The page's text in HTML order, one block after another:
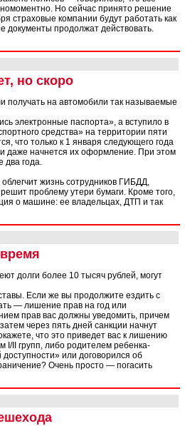
Но сейчас принято решение
страховые компании будут работать как
документы продолжат действовать.
но скоро
получать на автомобили так называемые
электронные паспорта», а вступило в
средства» на территории пяти
что только к 1 января следующего года
даже начнется их оформление. При этом
два года.
жизнь сотрудников ГИБДД,
проблему утери бумаги. Кроме того,
о машине: ее владельцах, ДТП и так
долги более 10 тысяч рублей, могут
Если же вы продолжите ездить с
— лишение прав на год или
прав вас должны уведомить, причем
через пять дней санкции начнут
что это приведет вас к лишению
I/II групп, либо родителем ребенка-
или договорился об
Очень просто — погасить